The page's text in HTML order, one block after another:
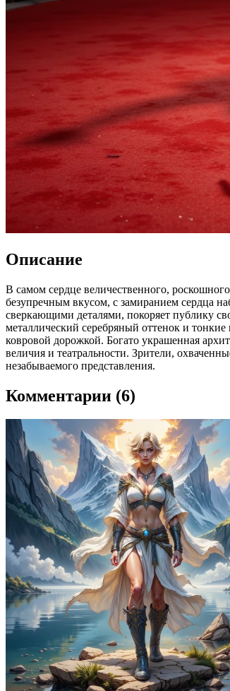
Описание
В самом сердце величественного,
безупречным вкусом, с замиранием сердца
сверкающими деталями, покоряет публику
металлический серебряный оттенок и
ковровой дорожкой. Богато украшенная
величия и театральности. Зрители,
незабываемого представления.
Комментарии (6)